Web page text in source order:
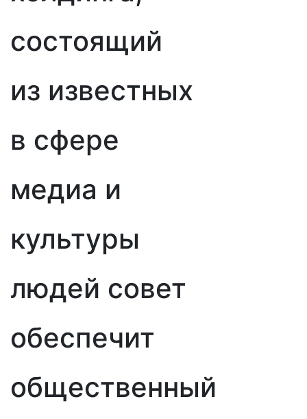
состоящий
из известных
в сфере
медиа и
культуры
людей совет
обеспечит
общественный